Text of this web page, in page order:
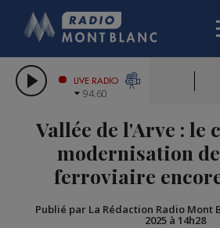
LES CHRONIQUES DE
CITIZEN
GRAND MASSIF
BIGARD
COMPAGNIE DU
LIVE RADIO
94.60
Vallée de l'Arve : le
modernisation
ferroviaire
Publié par La Rédaction Radio Mont
2025 à 14h28